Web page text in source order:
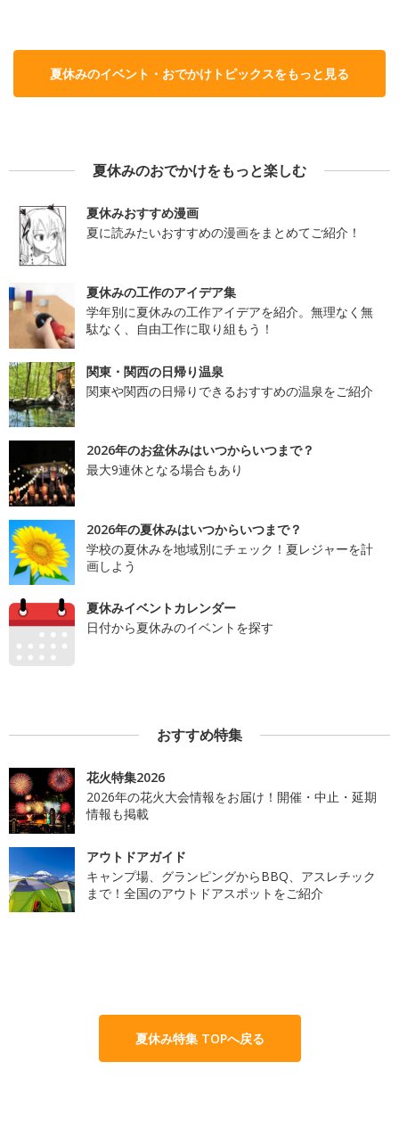
夏休みのイベント・おでかけトピックスをもっと見る
夏休みのおでかけをもっと楽しむ
夏休みおすすめ漫画
夏に読みたいおすすめの漫画をまとめてご紹介！
夏休みの工作のアイデア集
学年別に夏休みの工作アイデアを紹介。無理なく無
駄なく、自由工作に取り組もう！
関東・関西の日帰り温泉
関東や関西の日帰りできるおすすめの温泉をご紹介
2026年のお盆休みはいつからいつまで？
最大9連休となる場合もあり
2026年の夏休みはいつからいつまで？
学校の夏休みを地域別にチェック！夏レジャーを計
画しよう
夏休みイベントカレンダー
日付から夏休みのイベントを探す
おすすめ特集
花火特集2026
2026年の花火大会情報をお届け！開催・中止・延期
情報も掲載
アウトドアガイド
キャンプ場、グランピングからBBQ、アスレチック
まで！全国のアウトドアスポットをご紹介
夏休み特集 TOPへ戻る